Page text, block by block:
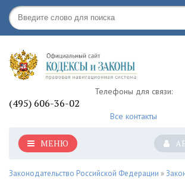
Телефоны для связи:
(495) 606-36-02
Все контакты
МЕНЮ
Законодательство Российской Федерации »